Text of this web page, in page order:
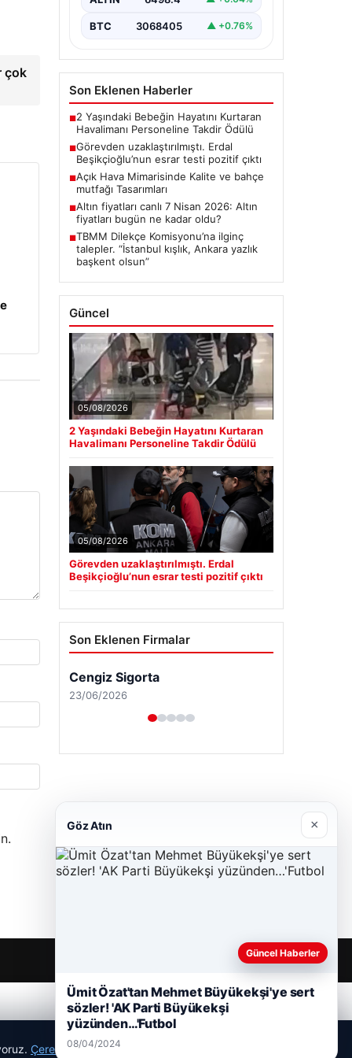
çok
Detayları”,”content”: “ Türkiye’nin
BTC 3068405 ▲ +0.76%
Son Eklenen Haberler
■2 Yaşındaki Bebeğin Hayatını Kurtaran
Havalimanı Personeline Takdir Ödülü
■Görevden uzaklaştırılmıştı. Erdal
Beşikçioğlu’nun esrar testi pozitif çıktı
■Açık Hava Mimarisinde Kalite ve bahçe
mutfağı Tasarımları
■Altın fiyatları canlı 7 Nisan 2026: Altın
fiyatları bugün ne kadar oldu?
■TBMM Dilekçe Komisyonu’na ilginç
talepler. “İstanbul kışlık, Ankara yazlık
başkent olsun”
Güncel
05/08/2026
2 Yaşındaki Bebeğin Hayatını Kurtaran
Havalimanı Personeline Takdir Ödülü
05/08/2026
Görevden uzaklaştırılmıştı. Erdal
Beşikçioğlu’nun esrar testi pozitif çıktı
Son Eklenen Firmalar
Cengiz Sigorta
23/06/2026
Çerez Politikamız
Göz Atın ×
Güncel Haberler
Ümit Özat'tan Mehmet Büyükekşi'ye sert
sözler! 'AK Parti Büyükekşi
yüzünden…'Futbol
08/04/2024